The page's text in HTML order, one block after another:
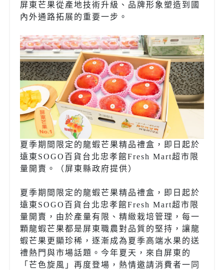
屏東芒果從產地技術升級、品牌形象塑造到國
內外通路拓展的重要一步。
夏季期間限定的龍蝦芒果精品禮盒，即日起於
遠東SOGO百貨台北忠孝館Fresh Mart超市限
量開賣。（屏東縣政府提供）
夏季期間限定的龍蝦芒果精品禮盒，即日起於
遠東SOGO百貨台北忠孝館Fresh Mart超市限
量開賣，由於產量有限、精緻栽培管理，每一
顆龍蝦芒果都是屏東職農對品質的堅持，讓龍
蝦芒果更顯珍稀，逐漸成為夏季高端水果的送
禮熱門與市場話題。今年夏天，來自屏東的
「芒色旋風」再度登場，熱情邀請消費者一同